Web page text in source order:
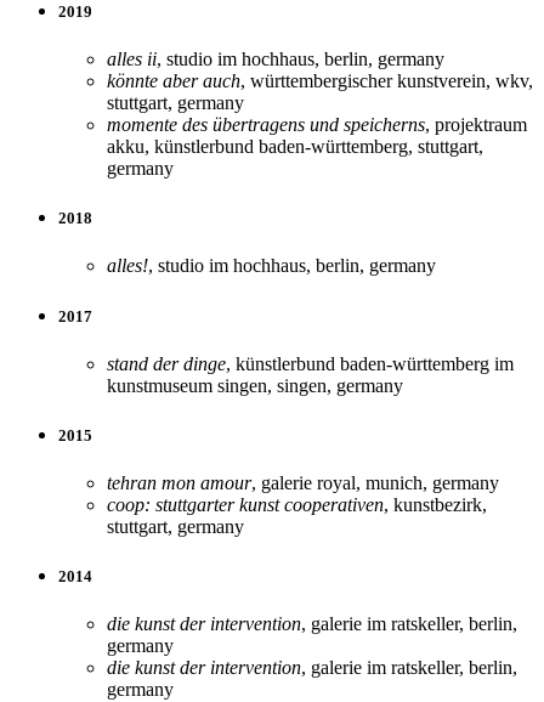
2019
alles ii, studio im hochhaus, berlin, germany
könnte aber auch, württembergischer kunstverein, wkv,
stuttgart, germany
momente des übertragens und speicherns, projektraum
akku, künstlerbund baden-württemberg, stuttgart,
germany
2018
alles!, studio im hochhaus, berlin, germany
2017
stand der dinge, künstlerbund baden-württemberg im
kunstmuseum singen, singen, germany
2015
tehran mon amour, galerie royal, munich, germany
coop: stuttgarter kunst cooperativen, kunstbezirk,
stuttgart, germany
2014
die kunst der intervention, galerie im ratskeller, berlin,
germany
die kunst der intervention, galerie im ratskeller, berlin,
germany